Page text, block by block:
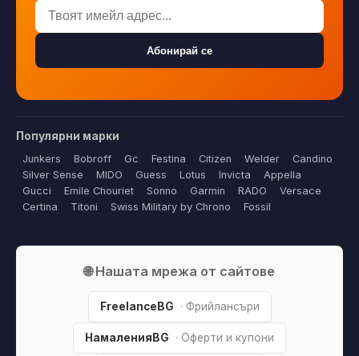
Абонирай се
Популярни марки
Junkers Bobroff Gc Festina Citizen Welder
Candino
Silver Sense
MIDO Guess Lotus Invicta
Appella
Gucci
Emile Chouriet Sonno Garmin RADO
Versace
Certina
Titoni Swiss Military by Chrono Fossil
🌐 Нашата мрежа от сайтове
FreelanceBG · Фрийлансъри
НамаленияBG · Оферти и купони